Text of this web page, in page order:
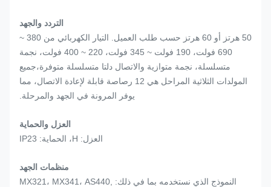
التردد والجهد
50 هرتز أو 60 هرتز حسب طلب العميل. التيار الكهربائي من 380 ~
690 فولت، 190 فولت ~ 345 فولت، 220 ~ 400 فولت، نجمة
متسلسلة، نجمة متوازية والاتصال دلتا متسلسلة متوفرة،جميع
المولدات الثلاثية المراحل هي 12 رصاصة قابلة لإعادة الاتصال، مما
يوفر المرونة في الجهد والمرحلة.
العزل والحماية
العزل: H، الحماية: IP23
منظمات الجهد
النموذج الذي نستخدمه بما في ذلك: MX321، MX341، AS440,